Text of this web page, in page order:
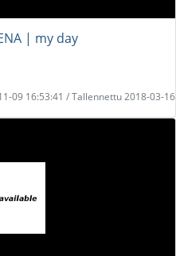
| my day
09 16:53:41 / Tallennettu 2018-03-16